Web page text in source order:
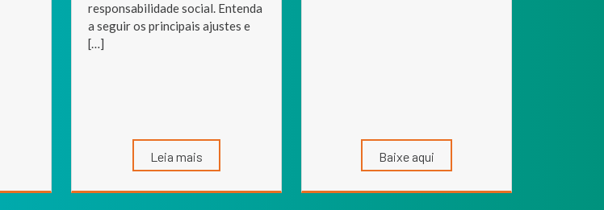
responsabilidade social. Entenda
a seguir os principais ajustes e
[…]
Leia mais Baixe aqui